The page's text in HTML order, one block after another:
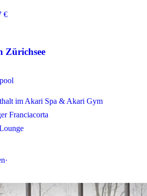
€
Zürichsee
im Akari Spa & Akari Gym
Franciacorta
·